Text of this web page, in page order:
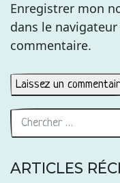
Enregistrer mon
dans le
commentaire.
ARTICLES